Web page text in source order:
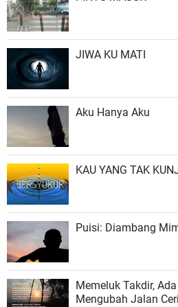
JIWA KU MATI
Aku Hanya Aku
KAU YANG TAK
Puisi: Diambang
Memeluk Takdir,
Mengubah Jalan